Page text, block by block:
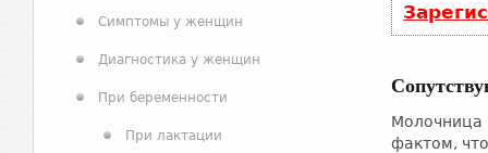
Симптомы у женщин
Диагностика у женщин
При беременности
При лактации
Молочница
фактом,